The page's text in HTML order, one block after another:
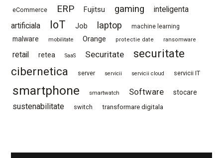
eCommerce ERP Fujitsu gaming
inteligenta
artificiala
IoT Job laptop machine learning
malware mobilitate Orange protectie date ransomware
retail retea SaaS Securitate
securitate
cibernetica
server servicii servicii cloud servicii IT
smartphone smartwatch Software stocare
sustenabilitate switch transformare digitala